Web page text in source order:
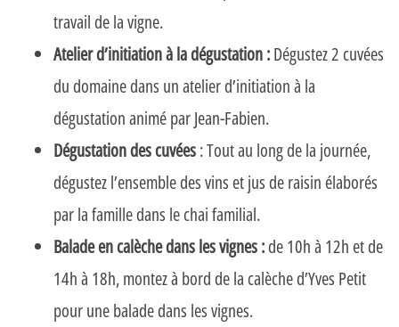
travail de la vigne.
Atelier d’initiation à la dégustation :Dégustez 2 cuvées
du domaine dans un atelier d’initiation à la
dégustation animé par Jean-Fabien.
Dégustation des cuvées: Tout au long de la journée,
dégustez l’ensemble des vins et jus de raisin élaborés
par la famille dans le chai familial.
Balade en calèche dans les vignes :de 10h à 12h et de
14h à 18h, montez à bord de la calèche d’Yves Petit
pour une balade dans les vignes.